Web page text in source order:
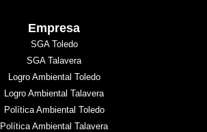
Empresa
SGA Toledo
SGA Talavera
Logro Ambiental Toledo
Logro Ambiental Talavera
Política Ambiental Toledo
Política Ambiental Talavera